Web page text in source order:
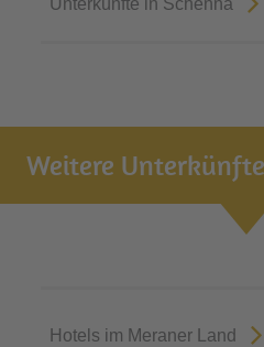
Unterkünfte in Schenna
Weitere
Hotels im Meraner Land